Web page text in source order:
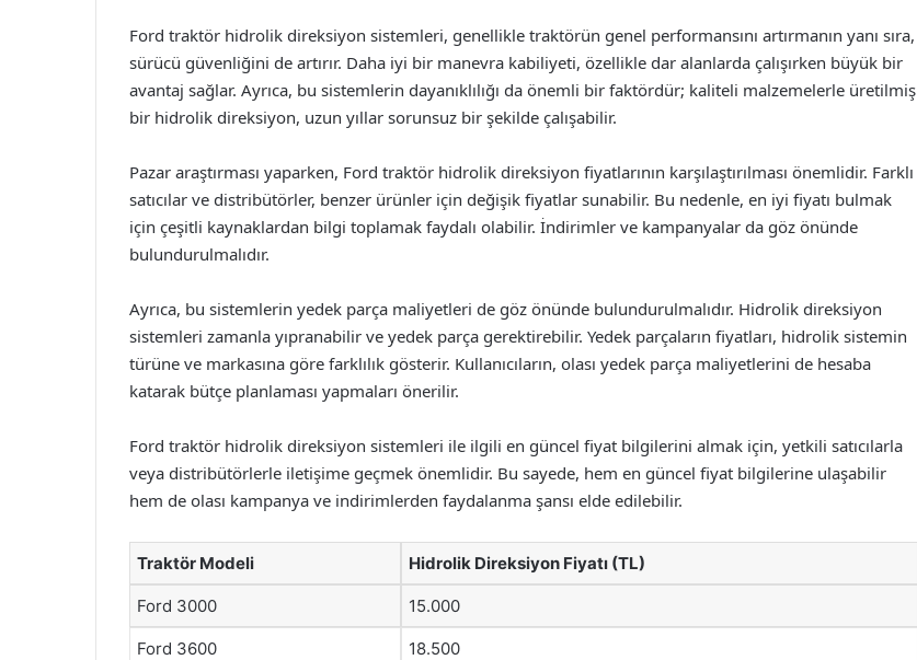
Ford traktör hidrolik direksiyon sistemleri, genellikle traktörün genel performansını artırmanın yanı sıra,
sürücü güvenliğini de artırır. Daha iyi bir manevra kabiliyeti, özellikle dar alanlarda çalışırken büyük bir
avantaj sağlar. Ayrıca, bu sistemlerin dayanıklılığı da önemli bir faktördür; kaliteli malzemelerle üretilmiş
bir hidrolik direksiyon, uzun yıllar sorunsuz bir şekilde çalışabilir.
Pazar araştırması yaparken, Ford traktör hidrolik direksiyon fiyatlarının karşılaştırılması önemlidir. Farklı
satıcılar ve distribütörler, benzer ürünler için değişik fiyatlar sunabilir. Bu nedenle, en iyi fiyatı bulmak
için çeşitli kaynaklardan bilgi toplamak faydalı olabilir. İndirimler ve kampanyalar da göz önünde
bulundurulmalıdır.
Ayrıca, bu sistemlerin yedek parça maliyetleri de göz önünde bulundurulmalıdır. Hidrolik direksiyon
sistemleri zamanla yıpranabilir ve yedek parça gerektirebilir. Yedek parçaların fiyatları, hidrolik sistemin
türüne ve markasına göre farklılık gösterir. Kullanıcıların, olası yedek parça maliyetlerini de hesaba
katarak bütçe planlaması yapmaları önerilir.
Ford traktör hidrolik direksiyon sistemleri ile ilgili en güncel fiyat bilgilerini almak için, yetkili satıcılarla
veya distribütörlerle iletişime geçmek önemlidir. Bu sayede, hem en güncel fiyat bilgilerine ulaşabilir
hem de olası kampanya ve indirimlerden faydalanma şansı elde edilebilir.
Traktör Modeli Hidrolik Direksiyon Fiyatı (TL)
Ford 3000 15.000
Ford 3600 18.500